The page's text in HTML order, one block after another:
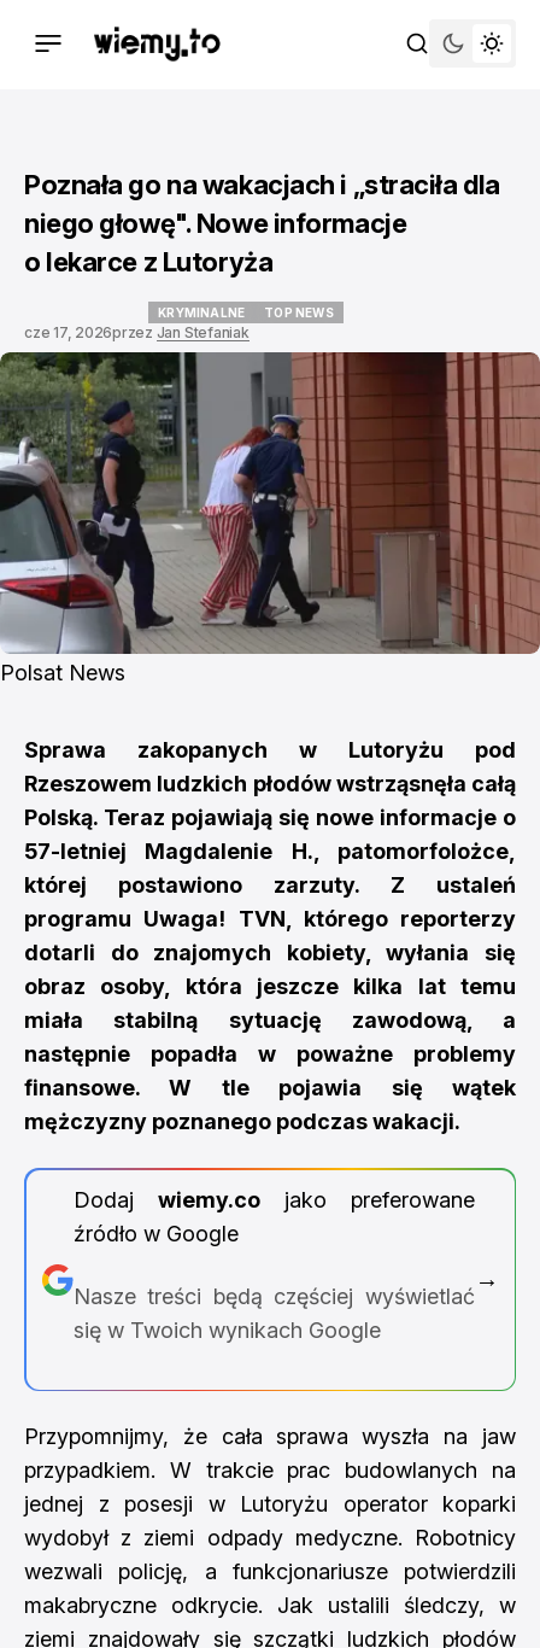
Poznała go na wakacjach i „straciła dla
niego głowę". Nowe informacje
o lekarce z Lutoryża
KRYMINALNE TOP NEWS
cze 17, 2026przez Jan Stefaniak
Polsat News
Sprawa zakopanych w Lutoryżu pod
Rzeszowem ludzkich płodów wstrząsnęła całą
Polską. Teraz pojawiają się nowe informacje o
57-letniej Magdalenie H., patomorfolożce,
której postawiono zarzuty. Z ustaleń
programu Uwaga! TVN, którego reporterzy
dotarli do znajomych kobiety, wyłania się
obraz osoby, która jeszcze kilka lat temu
miała stabilną sytuację zawodową, a
następnie popadła w poważne problemy
finansowe. W tle pojawia się wątek
mężczyzny poznanego podczas wakacji.
Dodaj wiemy.cojako preferowane
źródło w Google
Nasze treści będą częściej wyświetlać
się w Twoich wynikach Google
→
Przypomnijmy, że cała sprawa wyszła na jaw
przypadkiem. W trakcie prac budowlanych na
jednej z posesji w Lutoryżu operator koparki
wydobył z ziemi odpady medyczne. Robotnicy
wezwali policję, a funkcjonariusze potwierdzili
makabryczne odkrycie. Jak ustalili śledczy, w
ziemi znajdowały się szczątki ludzkich płodów